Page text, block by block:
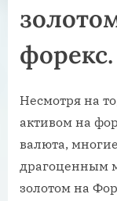
форекс.
Несмотря на
активом на
валюта,
драгоценным
золотом на